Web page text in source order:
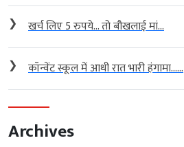
❯ खर्च लिए 5 रुपये… तो बौखलाई मां...
❯ कॉन्वेंट स्कूल में आधी रात भारी हंगामा…...
Archives